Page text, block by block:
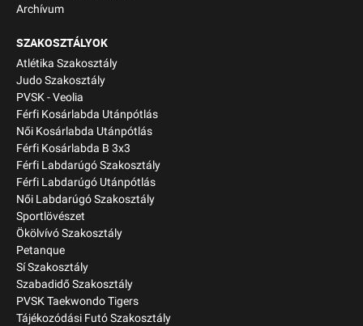
Archívum
SZAKOSZTÁLYOK
Atlétika Szakosztály
Judo Szakosztály
PVSK - Veolia
Férfi Kosárlabda Utánpótlás
Női Kosárlabda Utánpótlás
Férfi Kosárlabda B 3x3
Férfi Labdarúgó Szakosztály
Férfi Labdarúgó Utánpótlás
Női Labdarúgó Szakosztály
Sportlövészet
Ökölvívó Szakosztály
Petanque
Sí Szakosztály
Szabadidő Szakosztály
PVSK Taekwondo Tigers
Tájékozódási Futó Szakosztály